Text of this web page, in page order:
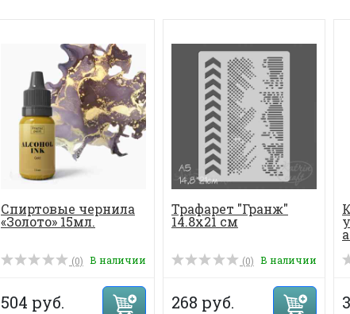
Спиртовые чернила
«Золото» 15мл.
(0) В наличии
504 руб.
Трафарет "Гранж"
14.8х21 см
(0) В наличии
268 руб.